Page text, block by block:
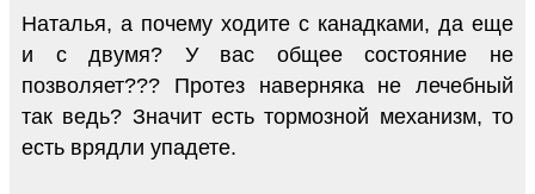
Наталья, а почему ходите с канадками, да еще
и с двумя? У вас общее состояние не
позволяет??? Протез наверняка не лечебный
так ведь? Значит есть тормозной механизм, то
есть врядли упадете.